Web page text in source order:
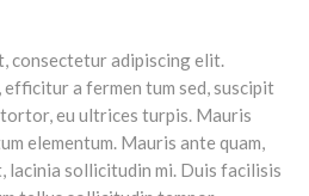
consectetur adipiscing elit.
efficitur a fermen tum sed, suscipit
eu ultrices turpis. Mauris
elementum. Mauris ante quam,
lacinia sollicitudin mi. Duis facilisis